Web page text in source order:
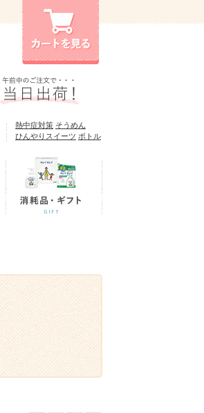
熱中症対策 そうめん
ひんやりスイーツ ボトル